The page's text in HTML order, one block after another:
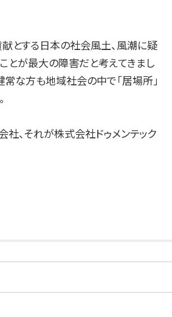
とする日本の社会風土、風潮に疑
とが最大の障害だと考えてきまし
常な方も地域社会の中で「居場所」
、それが株式会社ドゥメンテック